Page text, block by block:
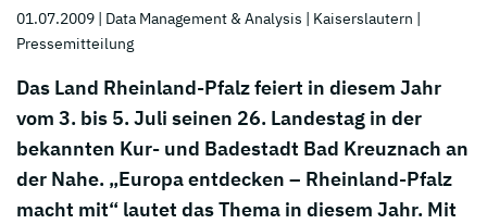
01.07.2009 | Data Management & Analysis | Kaiserslautern |
Pressemitteilung
Das Land Rheinland-Pfalz feiert in diesem Jahr
vom 3. bis 5. Juli seinen 26. Landestag in der
bekannten Kur- und Badestadt Bad Kreuznach an
der Nahe. „Europa entdecken – Rheinland-Pfalz
macht mit“ lautet das Thema in diesem Jahr. Mit